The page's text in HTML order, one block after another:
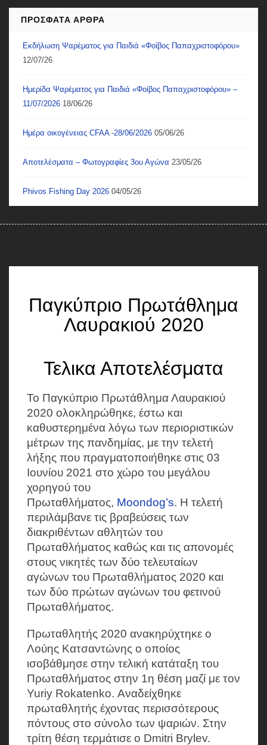
ΠΡΌΣΦΑΤΑ ΆΡΘΡΑ
Εκδήλωση Ψαρέματος για Παιδιά «Φοίβος Παπαχριστοφόρου»
12/07/26
Ημερίδα Ψαρέματος για Παιδιά «Φοίβος Παπαχριστοφόρου» –
11/07/2026 18/06/26
Ημέρα οικογένειας CFAA -28/06/2026 05/06/26
Αποτελέσματα – Φωτογραφίες 3ου Αγώνα 23/05/26
Phivos Fishing Day 2026 04/05/26
Παγκύπριο Πρωτάθλημα
Λαυρακιού 2020
Τελικα Αποτελέσματα
Το Παγκύπριο Πρωτάθλημα Λαυρακιού
2020 ολοκληρώθηκε, έστω και
καθυστερημένα λόγω των περιοριστικών
μέτρων της πανδημίας, με την τελετή
λήξης που πραγματοποιήθηκε στις 03
Ιουνίου 2021 στο χώρο του μεγάλου
χορηγού του
Πρωταθλήματος, Moondog’s. Η τελετή
περιλάμβανε τις βραβεύσεις των
διακριθέντων αθλητών του
Πρωταθλήματος καθώς και τις απονομές
στους νικητές των δύο τελευταίων
αγώνων του Πρωταθλήματος 2020 και
των δύο πρώτων αγώνων του φετινού
Πρωταθλήματος.
Πρωταθλητής 2020 ανακηρύχτηκε ο
Λούης Κατσαντώνης ο οποίος
ισοβάθμησε στην τελική κατάταξη του
Πρωταθλήματος στην 1η θέση μαζί με τον
Yuriy Rokatenko. Αναδείχθηκε
πρωταθλητής έχοντας περισσότερους
πόντους στο σύνολο των ψαριών. Στην
τρίτη θέση τερμάτισε ο Dmitri Brylev.